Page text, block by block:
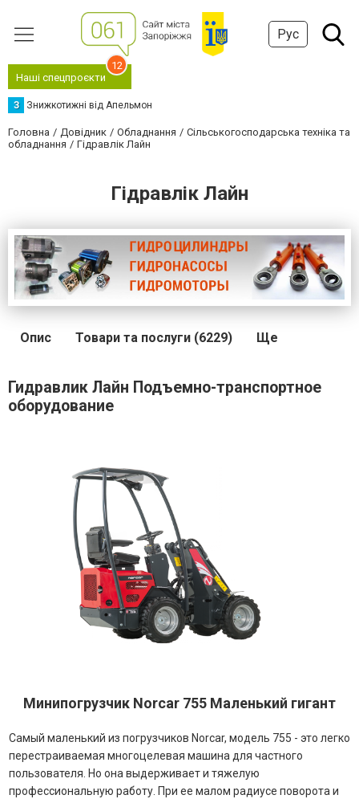
Рус
Наші спецпроєкти
12
З Знижкотижні від Апельмон
Головна Довідник Обладнання
Сільськогосподарська техніка та
обладнання
Гідравлік Лайн
Гідравлік Лайн
Опис Товари та послуги (6229) Ще
Гидравлик Лайн Подъемно-транспортное
оборудование
Минипогрузчик Norcar 755 Маленький гигант
Самый маленький из погрузчиков Norcar, модель 755 - это легко
перестраиваемая многоцелевая машина для частного
пользователя. Но она выдерживает и тяжелую
профессиональную работу. При ее малом радиусе поворота и